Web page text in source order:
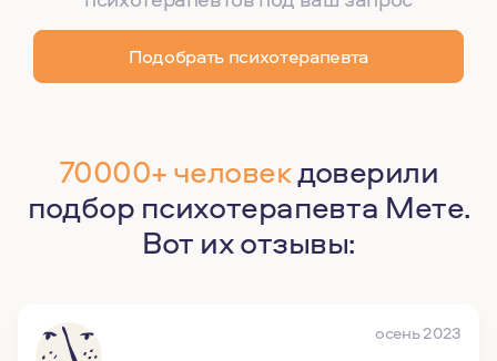
Подобрать психотерапевта
70000+ человекдоверили
подбор психотерапевта Мете.
Вот их отзывы:
осень 2023